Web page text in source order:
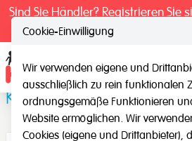
Sind Sie Händler? Registrieren Sie
Kabel mit Adapter
Cookie-Einwilligung
Wir verwenden eigene und
ausschließlich zu rein funktionalen
ordnungsgemäße Funktionieren
Website ermöglichen. Wir
Cookies (eigene und Drittanbieter),